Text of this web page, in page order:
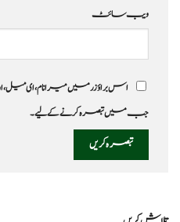
ویب‌ سائٹ
اس براؤزر میں میرا نام، ای میل،
جب میں تبصرہ کرنے کےلیے۔